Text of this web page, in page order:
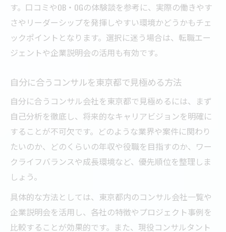
す。口コミやOB・OGの体験談を参考に、実際の働きやす
さやリーダーシップを発揮しやすい環境かどうかもチェ
ックポイントとなります。選択に迷う場合は、転職エー
ジェントや企業説明会の活用も有効です。
自分に合うコンサルを東京都で見極める方法
自分に合うコンサル会社を東京都で見極めるには、まず
自己分析を徹底し、将来的なキャリアビジョンを明確に
することが不可欠です。どのような業界や案件に関わり
たいのか、どのくらいの年収や役職を目指すのか、ワー
クライフバランスや成長環境など、優先順位を整理しま
しょう。
具体的な方法としては、東京都内のコンサル会社一覧や
企業説明会を活用し、各社の特徴やプロジェクト事例を
比較することが効果的です。また、現役コンサルタント